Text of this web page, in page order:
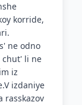
korride,
ne odno
chut' li ne
iz
izdaniye
rasskazov